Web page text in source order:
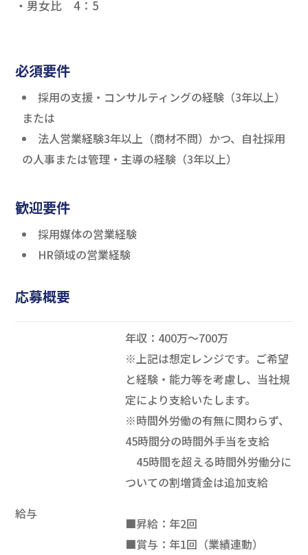
・男女比 4：5
必須要件
採用の支援・コンサルティングの経験（3年以上）
または
法人営業経験3年以上（商材不問）かつ、自社採用
の人事または管理・主導の経験（3年以上）
歓迎要件
採用媒体の営業経験
HR領域の営業経験
応募概要
給与
年収：400万～700万
※上記は想定レンジです。ご希望
と経験・能力等を考慮し、当社規
定により支給いたします。
※時間外労働の有無に関わらず、
45時間分の時間外手当を支給
45時間を超える時間外労働分に
ついての割増賃金は追加支給
■昇給：年2回
■賞与：年1回（業績連動）